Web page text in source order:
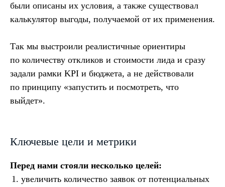
были описаны их условия, а также существовал
калькулятор выгоды, получаемой от их применения.
Так мы выстроили реалистичные ориентиры
по количеству откликов и стоимости лида и сразу
задали рамки KPI и бюджета, а не действовали
по принципу «запустить и посмотреть, что
выйдет».
Ключевые цели и метрики
Перед нами стояли несколько целей:
увеличить количество заявок от потенциальных